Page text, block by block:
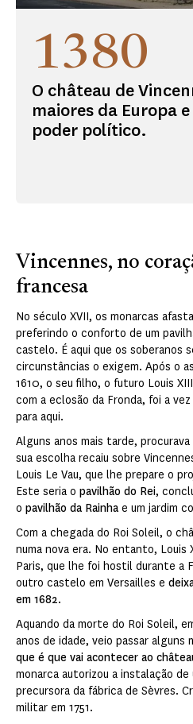
1380
O château de
maiores da Europa
poder político.
Vincennes, no
francesa
No século XVII, os monarcas
preferindo o conforto de um
castelo. É aqui que os soberanos
circunstâncias o exigem. Após o
1610, o seu filho, o futuro Louis
com a eclosão da Fronda, foi a
para aqui.
Alguns anos mais tarde,
sua escolha recaiu sobre
Louis Le Vau, que lhe prepare o
Este seria o pavilhão do Rei,
o pavilhão da Rainha e um jardim
Com a chegada do Roi Soleil, o
numa nova era. No entanto, Louis
Paris, que lhe foi hostil durante a
outro castelo em Versailles e
em 1682.
Aquando da morte do Roi Soleil,
anos de idade, veio passar alguns
que é que vai acontecer ao
monarca autorizou a instalação
precursora da fábrica de Sèvres.
militar em 1751.